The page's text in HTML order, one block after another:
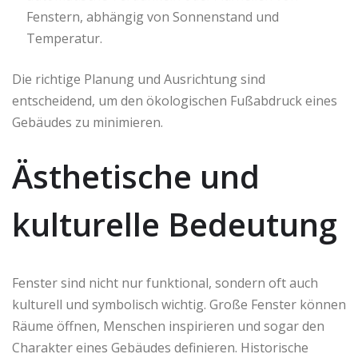
Fenstern, abhängig von Sonnenstand und
Temperatur.
Die richtige Planung und Ausrichtung sind
entscheidend, um den ökologischen Fußabdruck eines
Gebäudes zu minimieren.
Ästhetische und
kulturelle Bedeutung
Fenster sind nicht nur funktional, sondern oft auch
kulturell und symbolisch wichtig. Große Fenster können
Räume öffnen, Menschen inspirieren und sogar den
Charakter eines Gebäudes definieren. Historische